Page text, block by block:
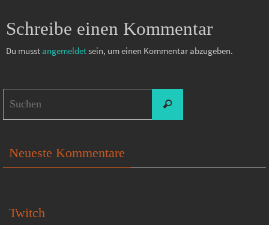
Schreibe einen Kommentar
Du musst angemeldetsein, um einen Kommentar abzugeben.
Suchen
Neueste Kommentare
Twitch